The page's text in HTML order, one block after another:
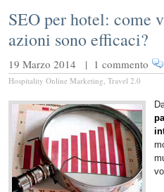
SEO per hotel: come
azioni sono efficaci?
19 Marzo 2014 | 1 commento
Hospitality Online Marketing, Travel 2.0